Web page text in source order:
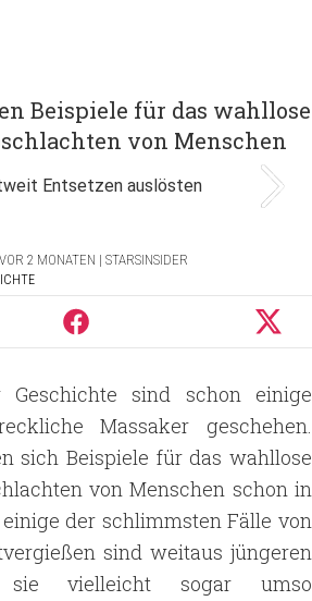
Beispiele für das wahllose
von Menschen
2 MONATEN | STARSINSIDER
sind schon einige
Massaker geschehen.
sich Beispiele für das wahllose
von Menschen schon in
der schlimmsten Fälle von
sind weitaus jüngeren
sie vielleicht sogar umso